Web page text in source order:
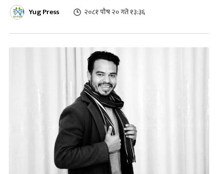
Yug Press २०८१ पौष २० गते १३:३६